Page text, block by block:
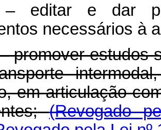
– editar e dar
necessários à
promover estudos
em articulação
(Revogado